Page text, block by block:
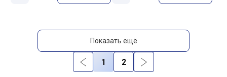
Показать ещё
1 2